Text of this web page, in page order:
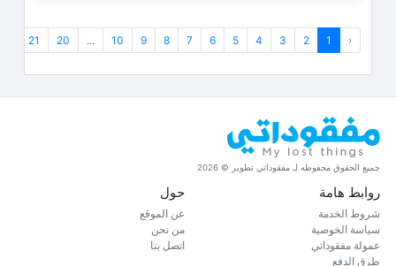
‹
1
2
3
4
5
6
7
8
9
10
...
20
21
جميع الحقوق محفوظه لـ مفقوداتي تطوير © 2026
روابط هامة
شروط الخدمة
سياسة الخوصية
عمولة مفقوداتي
طرق الدفع
حول
عن الموقع
من نحن
اتصل بنا